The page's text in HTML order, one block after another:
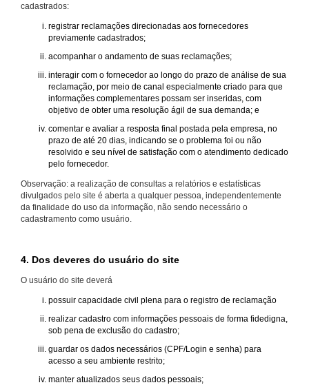
cadastrados:
registrar reclamações direcionadas aos fornecedores
previamente cadastrados;
acompanhar o andamento de suas reclamações;
interagir com o fornecedor ao longo do prazo de análise de sua
reclamação, por meio de canal especialmente criado para que
informações complementares possam ser inseridas, com
objetivo de obter uma resolução ágil de sua demanda; e
comentar e avaliar a resposta final postada pela empresa, no
prazo de até 20 dias, indicando se o problema foi ou não
resolvido e seu nível de satisfação com o atendimento dedicado
pelo fornecedor.
Observação: a realização de consultas a relatórios e estatísticas
divulgados pelo site é aberta a qualquer pessoa, independentemente
da finalidade do uso da informação, não sendo necessário o
cadastramento como usuário.
4. Dos deveres do usuário do site
O usuário do site deverá
possuir capacidade civil plena para o registro de reclamação
realizar cadastro com informações pessoais de forma fidedigna,
sob pena de exclusão do cadastro;
guardar os dados necessários (CPF/Login e senha) para
acesso a seu ambiente restrito;
manter atualizados seus dados pessoais;